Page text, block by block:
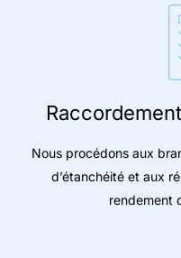
Nous procédons aux
d’étanchéité et aux
rendement